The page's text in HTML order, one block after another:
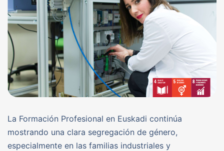
La Formación Profesional en Euskadi continúa
mostrando una clara segregación de género,
especialmente en las familias industriales y